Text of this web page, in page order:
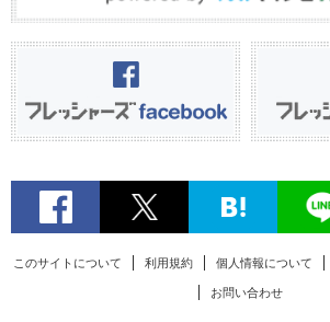
このサイトについて 利用規約 個人情報について
お問い合わせ